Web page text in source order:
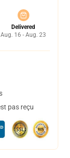
Delivered
Aug. 16 - Aug. 23
pas reçu